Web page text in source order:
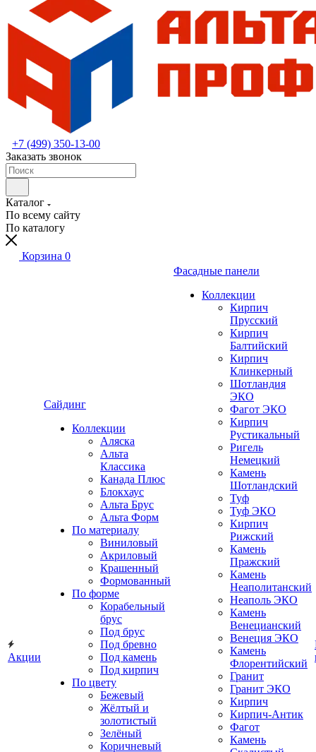
+7 (499) 350-13-00
Заказать звонок
Каталог
По всему сайту
По каталогу
Корзина 0
Акции
Сайдинг
Коллекции
Аляска
Альта
Классика
Канада Плюс
Блокхаус
Альта Брус
Альта Форм
По материалу
Виниловый
Акриловый
Крашенный
Формованный
По форме
Корабельный
брус
Под брус
Под бревно
Под камень
Под кирпич
По цвету
Бежевый
Жёлтый и
золотистый
Зелёный
Коричневый
Фасадные панели
Коллекции
Кирпич
Прусский
Кирпич
Балтийский
Кирпич
Клинкерный
Шотландия
ЭКО
Фагот ЭКО
Кирпич
Рустикальный
Ригель
Немецкий
Камень
Шотландский
Туф
Туф ЭКО
Кирпич
Рижский
Камень
Пражский
Камень
Неаполитанский
Неаполь ЭКО
Камень
Венецианский
Венеция ЭКО
Камень
Флорентийский
Гранит
Гранит ЭКО
Кирпич
Кирпич-Антик
Фагот
Камень